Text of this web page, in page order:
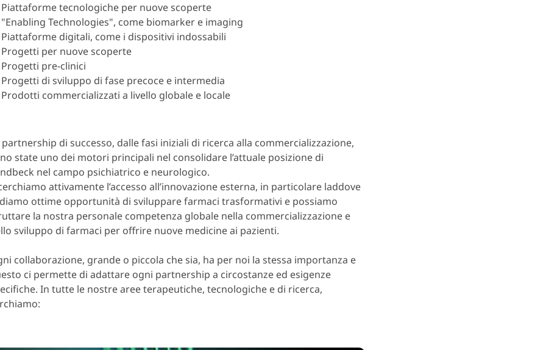
Piattaforme tecnologiche per nuove scoperte
"Enabling Technologies", come biomarker e imaging
Piattaforme digitali, come i dispositivi indossabili
Progetti per nuove scoperte
Progetti pre-clinici
Progetti di sviluppo di fase precoce e intermedia
Prodotti commercializzati a livello globale e locale
partnership di successo, dalle fasi iniziali di ricerca alla commercializzazione,
state uno dei motori principali nel consolidare l’attuale posizione di
nel campo psichiatrico e neurologico.
attivamente l’accesso all’innovazione esterna, in particolare laddove
ottime opportunità di sviluppare farmaci trasformativi e possiamo
la nostra personale competenza globale nella commercializzazione e
sviluppo di farmaci per offrire nuove medicine ai pazienti.
collaborazione, grande o piccola che sia, ha per noi la stessa importanza e
ci permette di adattare ogni partnership a circostanze ed esigenze
In tutte le nostre aree terapeutiche, tecnologiche e di ricerca,